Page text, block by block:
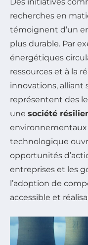
Des initiatives
recherches en
témoignent d’un
plus durable. Par
énergétiques
ressources et à la
innovations, alliant
représentent des
une société
environnementaux
technologique
opportunités
entreprises et les
l’adoption de
accessible et